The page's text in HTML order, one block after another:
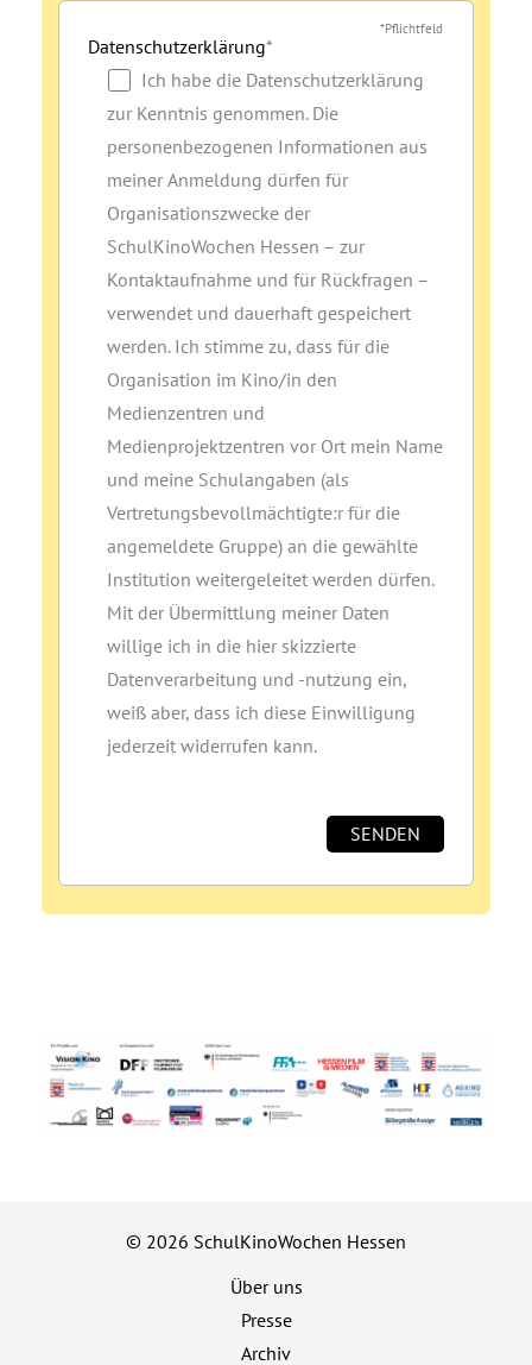
*Pflichtfeld
Datenschutzerklärung*
Ich habe die Datenschutzerklärung
zur Kenntnis genommen. Die
personenbezogenen Informationen aus
meiner Anmeldung dürfen für
Organisationszwecke der
SchulKinoWochen Hessen – zur
Kontaktaufnahme und für Rückfragen –
verwendet und dauerhaft gespeichert
werden. Ich stimme zu, dass für die
Organisation im Kino/in den
Medienzentren und
Medienprojektzentren vor Ort mein Name
und meine Schulangaben (als
Vertretungsbevollmächtigte:r für die
angemeldete Gruppe) an die gewählte
Institution weitergeleitet werden dürfen.
Mit der Übermittlung meiner Daten
willige ich in die hier skizzierte
Datenverarbeitung und ‑nutzung ein,
weiß aber, dass ich diese Einwilligung
jederzeit widerrufen kann.
© 2026 SchulKinoWochen Hessen
Über uns
Presse
Archiv